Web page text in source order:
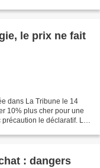
le prix ne fait
dans La Tribune le 14
10% plus cher pour une
le déclaratif. La
: dangers